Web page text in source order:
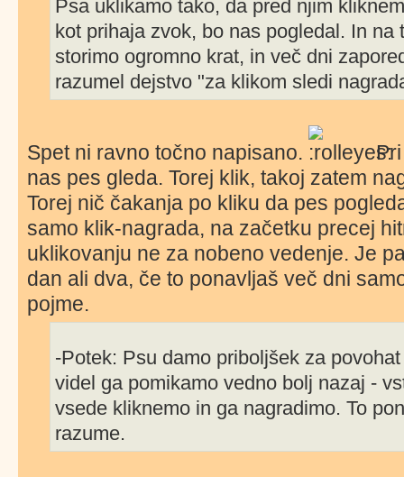
Psa uklikamo tako, da pred njim
kot prihaja zvok, bo nas pogledal. In na
storimo ogromno krat, in več dni
razumel dejstvo "za klikom sledi
Spet ni ravno točno napisano.
Pri
nas pes gleda. Torej klik, takoj zatem
Torej nič čakanja po kliku da pes
samo klik-nagrada, na začetku precej
uklikovanju ne za nobeno vedenje. Je
dan ali dva, če to ponavljaš več dni
pojme.
-Potek: Psu damo priboljšek za
videl ga pomikamo vedno bolj nazaj -
vsede kliknemo in ga nagradimo. To
razume.